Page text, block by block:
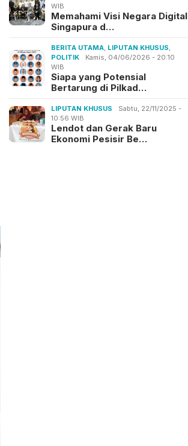
WIB
Memahami Visi Negara Digital
Singapura d…
BERITA UTAMA, LIPUTAN KHUSUS,
POLITIK
Kamis, 04/06/2026 - 20:10
WIB
Siapa yang Potensial
Bertarung di Pilkad…
LIPUTAN KHUSUS
Sabtu, 22/11/2025 -
10:56 WIB
Lendot dan Gerak Baru
Ekonomi Pesisir Be…